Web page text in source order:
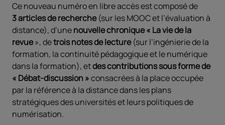
Ce nouveau numéro en libre accès est composé de
3 articles de recherche(sur les MOOC et l’évaluation à
distance), d’unenouvelle chronique « La vie de la
revue», detrois notes de lecture(sur l’ingénierie de la
formation, la continuité pédagogique et le numérique
dans la formation), etdes contributions sous forme de
« Débat-discussion »consacrées à la place occupée
par la référence à la distance dans les plans
stratégiques des universités et leurs politiques de
numérisation.